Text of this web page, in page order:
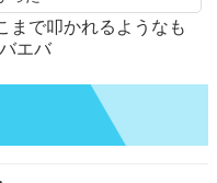
まで叩かれるようなも
エバ